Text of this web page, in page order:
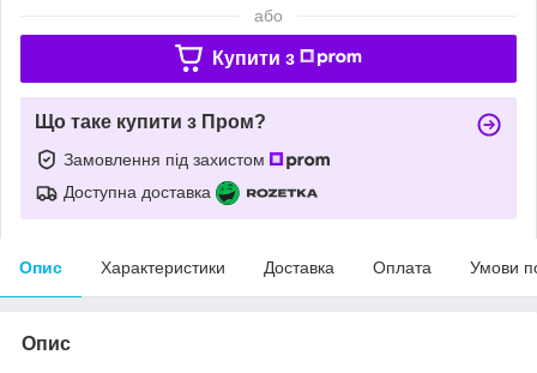
або
Купити з
Що таке купити з Пром?
Замовлення під захистом
Доступна доставка
Опис Характеристики Доставка Оплата Умови
Опис